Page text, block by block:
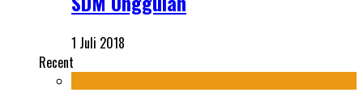
1 Juli 2018
Recent